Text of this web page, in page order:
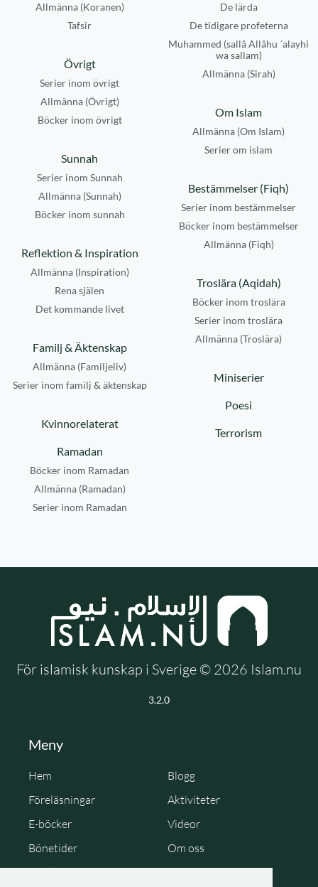
De lärda
De tidigare profeterna
Muhammed (sallâ Allâhu ´alayhi
wa sallam)
Allmänna (Sirah)
Allmänna (Koranen)
Tafsir
Övrigt
Serier inom övrigt
Allmänna (Övrigt)
Böcker inom övrigt
Om Islam
Allmänna (Om Islam)
Serier om islam
Sunnah
Serier inom Sunnah
Allmänna (Sunnah)
Böcker inom sunnah
Bestämmelser (Fiqh)
Serier inom bestämmelser
Böcker inom bestämmelser
Allmänna (Fiqh)
Reflektion & Inspiration
Allmänna (Inspiration)
Rena själen
Det kommande livet
Troslära (Aqidah)
Böcker inom troslära
Serier inom troslära
Allmänna (Troslära)
Familj & Äktenskap
Allmänna (Familjeliv)
Serier inom familj & äktenskap
Miniserier
Poesi
Kvinnorelaterat
Terrorism
Ramadan
Böcker inom Ramadan
Allmänna (Ramadan)
Serier inom Ramadan
För islamisk kunskap i Sverige © 2026 Islam.nu
3.2.0
Meny
Hem
Blogg
Föreläsningar
Aktiviteter
E-böcker
Videor
Bönetider
Om oss
Cookie Policy
Personuppgiftspolicy